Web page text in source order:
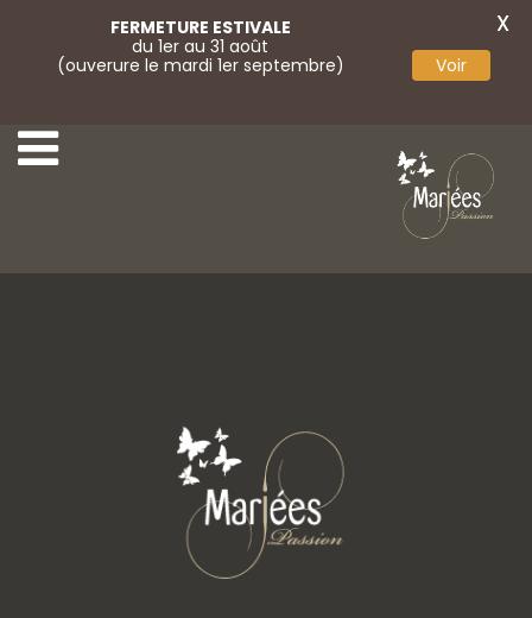
FERMETURE ESTIVALE
du 1er au 31 août
(ouverure le mardi 1er septembre)
Voir
X